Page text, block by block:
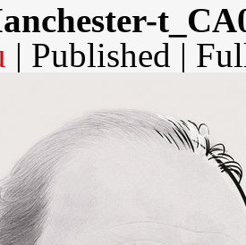
| Published |